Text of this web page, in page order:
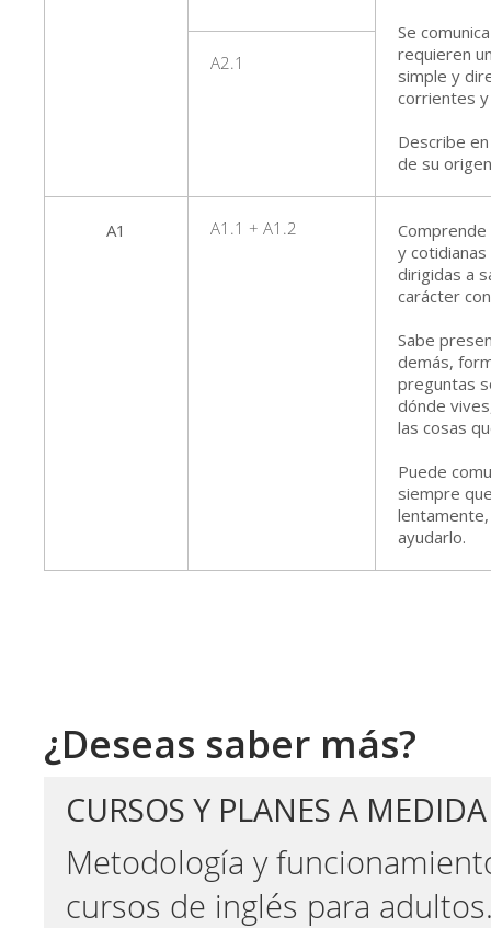
Se
requieren
simple y
corrientes
Describe
de su
A2.1
A1 A1.1 + A1.2
y
dirigidas a
carácter
Sabe
demás,
preguntas
dónde
las cosas
Puede
siempre
ayudarlo.
¿Deseas saber más?
CURSOS Y PLANES A
​Metodología y
cursos de inglés para